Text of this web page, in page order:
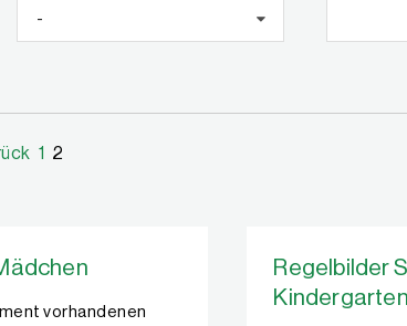
-
1 2
vorhandenen
Regelbilder